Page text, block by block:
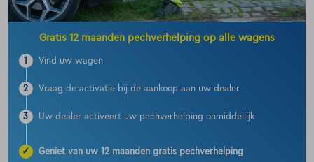
Gratis 12 maanden pechverhelping op alle wagens
1 Vind uw wagen
2 Vraag de activatie bij de aankoop aan uw dealer
3 Uw dealer activeert uw pechverhelping onmiddellijk
✓
Geniet van uw 12 maanden gratis pechverhelping